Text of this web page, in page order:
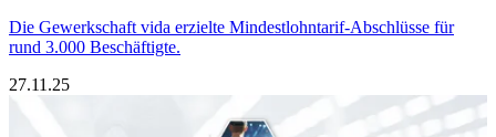
Die Gewerkschaft vida erzielte Mindestlohntarif-Abschlüsse für
rund 3.000 Beschäftigte.
27.11.25